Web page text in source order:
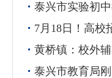
泰兴市实验初
7月18日！高校
黄桥镇：校外
泰兴市教育局